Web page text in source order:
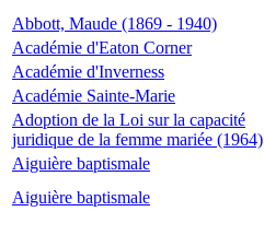
Abbott, Maude (1869 - 1940)
Académie d'Eaton Corner
Académie d'Inverness
Académie Sainte-Marie
Adoption de la Loi sur la capacité
juridique de la femme mariée (1964)
Aiguière baptismale
Aiguière baptismale